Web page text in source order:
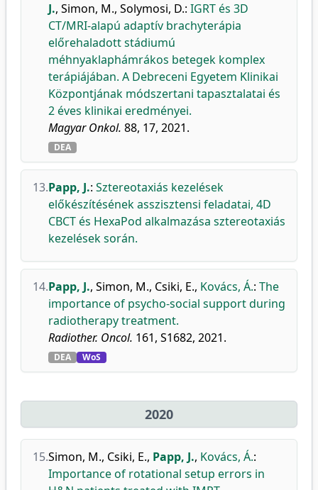
J., Simon, M., Solymosi, D.: IGRT és 3D
CT/MRI-alapú adaptív brachyterápia
előrehaladott stádiumú
méhnyaklaphámrákos betegek komplex
terápiájában. A Debreceni Egyetem Klinikai
Központjának módszertani tapasztalatai és
2 éves klinikai eredményei.
Magyar Onkol. 88, 17, 2021.
DEA
13.Papp, J.: Sztereotaxiás kezelések
előkészítésének asszisztensi feladatai, 4D
CBCT és HexaPod alkalmazása sztereotaxiás
kezelések során.
14.Papp, J., Simon, M., Csiki, E., Kovács, Á.: The
importance of psycho-social support during
radiotherapy treatment.
Radiother. Oncol. 161, S1682, 2021.
DEA WoS
2020
15.Simon, M., Csiki, E., Papp, J., Kovács, Á.:
Importance of rotational setup errors in